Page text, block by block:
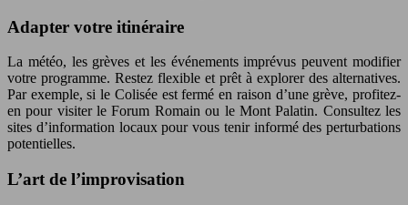
Adapter votre itinéraire
La météo, les grèves et les événements imprévus peuvent modifier
votre programme. Restez flexible et prêt à explorer des alternatives.
Par exemple, si le Colisée est fermé en raison d’une grève, profitez-
en pour visiter le Forum Romain ou le Mont Palatin. Consultez les
sites d’information locaux pour vous tenir informé des perturbations
potentielles.
L’art de l’improvisation